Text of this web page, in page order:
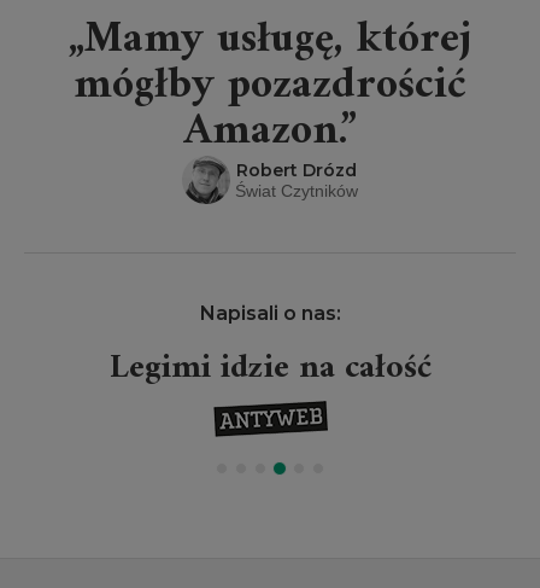
„Mamy usługę, której
mógłby pozazdrościć
Amazon.”
Robert Drózd
Świat Czytników
Napisali o nas:
Legimi idzie na całość